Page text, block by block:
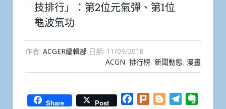
技排行」：第2位元氣彈、第1位
龜波氣功
作者: ACGER編輯部 日期: 11/09/2018
ACGN, 排行榜, 新聞動態, 漫畫
Share Post Facebook
Plurk BloggerTelegram